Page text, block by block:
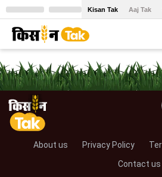
Kisan Tak Aaj Tak
About us Privacy Policy
Contact us